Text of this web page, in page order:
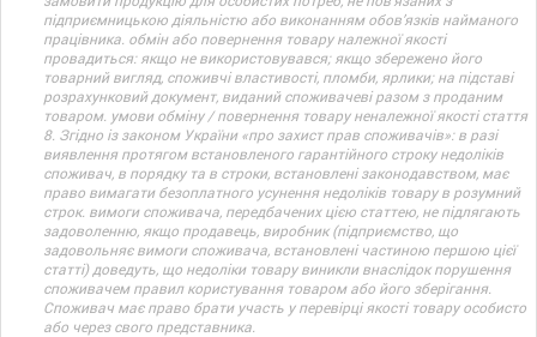
підприємницькою діяльністю або виконанням обов’язків найманого
працівника. обмін або повернення товару належної якості
провадиться: якщо не використовувався; якщо збережено його
товарний вигляд, споживчі властивості, пломби, ярлики; на підставі
розрахунковий документ, виданий споживачеві разом з проданим
товаром. умови обміну / повернення товару неналежної якості стаття
8. Згідно із законом України «про захист прав споживачів»: в разі
виявлення протягом встановленого гарантійного строку недоліків
споживач, в порядку та в строки, встановлені законодавством, має
право вимагати безоплатного усунення недоліків товару в розумний
строк. вимоги споживача, передбачених цією статтею, не підлягають
задоволенню, якщо продавець, виробник (підприємство, що
задовольняє вимоги споживача, встановлені частиною першою цієї
статті) доведуть, що недоліки товару виникли внаслідок порушення
споживачем правил користування товаром або його зберігання.
Споживач має право брати участь у перевірці якості товару особисто
або через свого представника.